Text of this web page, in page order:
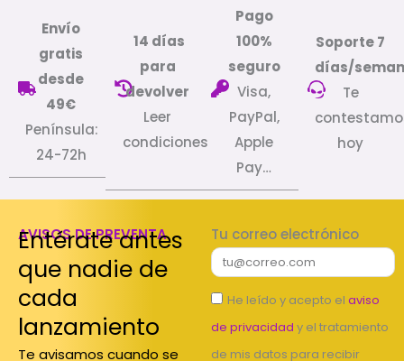
Envío
gratis
desde
49€
Península:
24-72h
14 días
para
devolver
Leer
condiciones
Pago
100%
seguro
Visa,
PayPal,
Apple
Pay…
Soporte 7
días/
Te
hoy
AVISOS DE PREVENTA
Entérate antes
que nadie de
cada
lanzamiento
Te avisamos cuando se
Tu correo electrónico
He leído y acepto el aviso
de privacidad y el tratamiento
de mis datos para recibir